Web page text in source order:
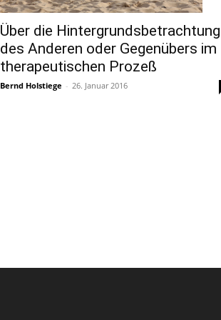
Über die Hintergrundsbetrachtung
des Anderen oder Gegenübers im
therapeutischen Prozeß
Bernd Holstiege - 26. Januar 2016